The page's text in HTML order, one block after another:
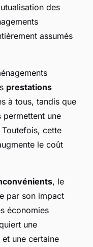
des
assumés
prestations
à tous, tandis que
permettent une
cette
le coût
, le
par son impact
économies
une
une certaine